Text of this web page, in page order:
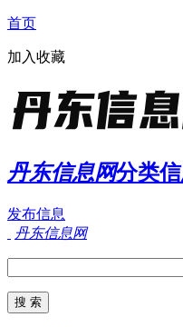
首页
加入收藏
丹东信息网分类
发布信息
丹东信息网